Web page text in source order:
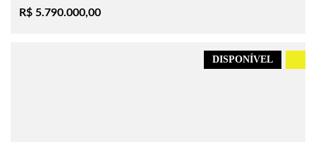
R$ 5.790.000,00
DISPONÍVEL